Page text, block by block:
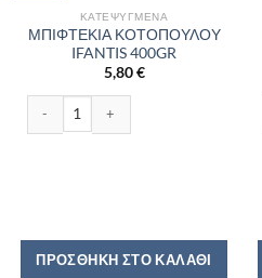
ΚΑΤΕΨΥΓΜΈΝΑ
ΜΠΙΦΤΕΚΙΑ ΚΟΤΟΠΟΥΛΟΥ
IFANTIS 400GR
5,80€
ΠΡΟΣΘΉΚΗ ΣΤΟ ΚΑΛΆΘΙ